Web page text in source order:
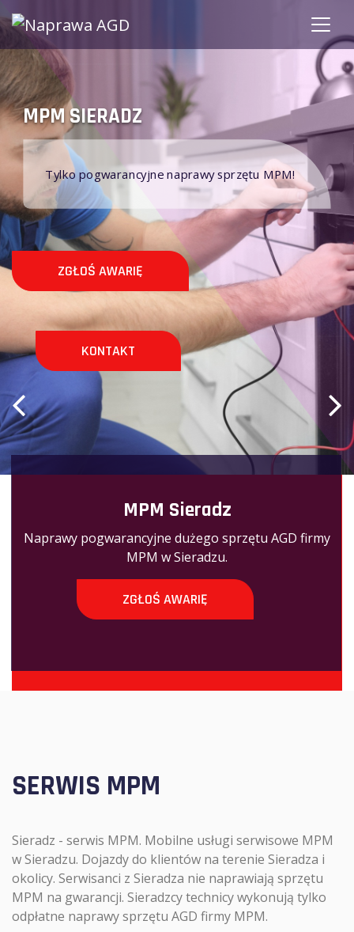
MPM!
SIERADZ MPM
Nie naprawiamy sprzętu AGD MPM
ZGŁOŚ AWARIĘ
KONTAKT
MPM Sieradz
Naprawy pogwarancyjne dużego sprzętu AGD firmy
MPM w Sieradzu.
ZGŁOŚ AWARIĘ
SERWIS MPM
Sieradz - serwis MPM. Mobilne usługi serwisowe MPM
w Sieradzu. Dojazdy do klientów na terenie Sieradza i
okolicy. Serwisanci z Sieradza nie naprawiają sprzętu
MPM na gwarancji. Sieradzcy technicy wykonują tylko
odpłatne naprawy sprzętu AGD firmy MPM.